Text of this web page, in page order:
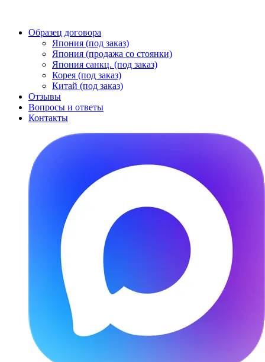
Образец договора
Япония (под заказ)
Япония (продажа со стоянки)
Япония санкц. (под заказ)
Корея (под заказ)
Китай (под заказ)
Отзывы
Вопросы и ответы
Контакты